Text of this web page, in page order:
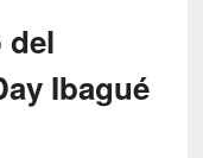
del
Ibagué